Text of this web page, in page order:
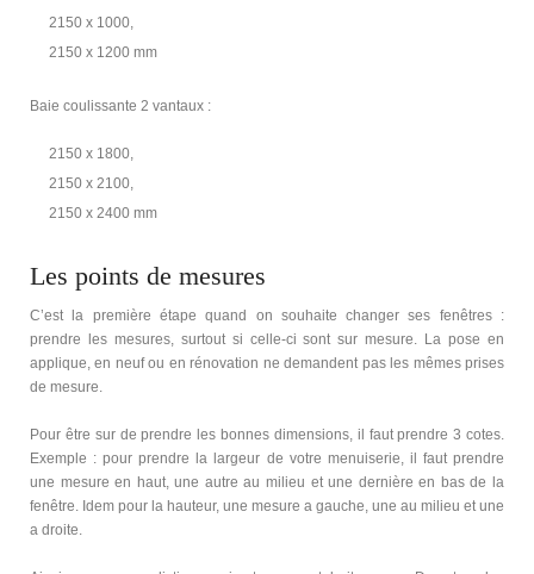
2150 x 1000,
2150 x 1200 mm
Baie coulissante 2 vantaux :
2150 x 1800,
2150 x 2100,
2150 x 2400 mm
Les points de mesures
C’est la première étape quand on souhaite changer ses fenêtres :
prendre les mesures, surtout si celle-ci sont sur mesure. La pose en
applique, en neuf ou en rénovation ne demandent pas les mêmes prises
de mesure.
Pour être sur de prendre les bonnes dimensions, il faut prendre 3 cotes.
Exemple : pour prendre la largeur de votre menuiserie, il faut prendre
une mesure en haut, une autre au milieu et une dernière en bas de la
fenêtre. Idem pour la hauteur, une mesure a gauche, une au milieu et une
a droite.